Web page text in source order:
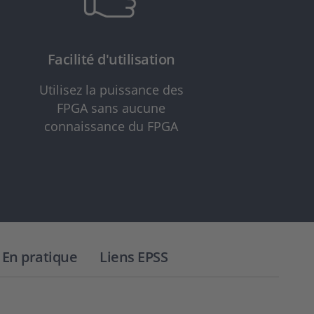
Facilité d'utilisation
Utilisez la puissance des
FPGA sans aucune
connaissance du FPGA
En pratique Liens EPSS